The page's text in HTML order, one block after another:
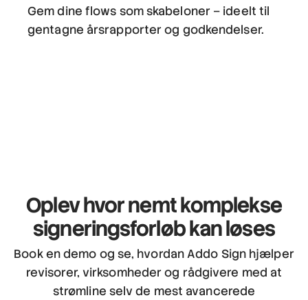
Gem dine flows som skabeloner – ideelt til
gentagne årsrapporter og godkendelser.
Oplev hvor nemtkomplekse
signeringsforløb kan løses
Book en demo og se, hvordan Addo Sign hjælper
revisorer, virksomheder og rådgivere med at
strømline selv de mest avancerede